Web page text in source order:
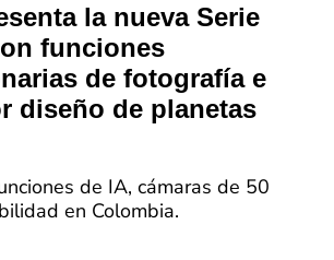
la nueva Serie
funciones
de fotografía e
diseño de planetas
de IA, cámaras de 50
en Colombia.